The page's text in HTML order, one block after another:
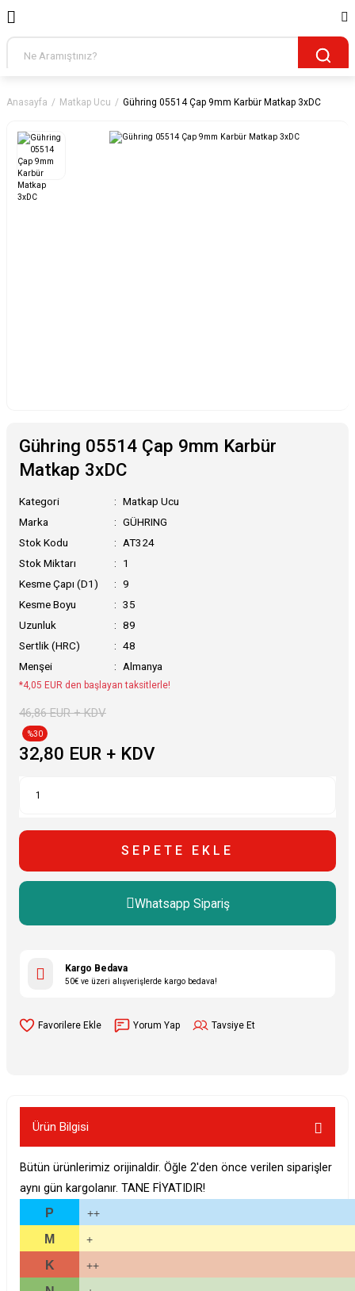
Anasayfa Matkap Ucu Gühring 05514 Çap 9mm Karbür Matkap 3xDC
Gühring 05514 Çap 9mm Karbür
Matkap 3xDC
Kategori
Matkap Ucu
Marka
GÜHRING
Stok Kodu
AT324
Stok Miktarı
1
Kesme Çapı (D1)
9
Kesme Boyu
35
Uzunluk
89
Sertlik (HRC)
48
Menşei
Almanya
*4,05 EUR den başlayan taksitlerle!
46,86 EUR + KDV
%30
32,80 EUR + KDV
SEPETE EKLE
Whatsapp Sipariş
Kargo Bedava
50€ ve üzeri alışverişlerde kargo bedava!
Yorum Yap Tavsiye Et
Ürün Bilgisi
Bütün ürünlerimiz orijinaldir. Öğle 2'den önce verilen siparişler
aynı gün kargolanır. TANE FİYATIDIR!
P
++
M +
K ++